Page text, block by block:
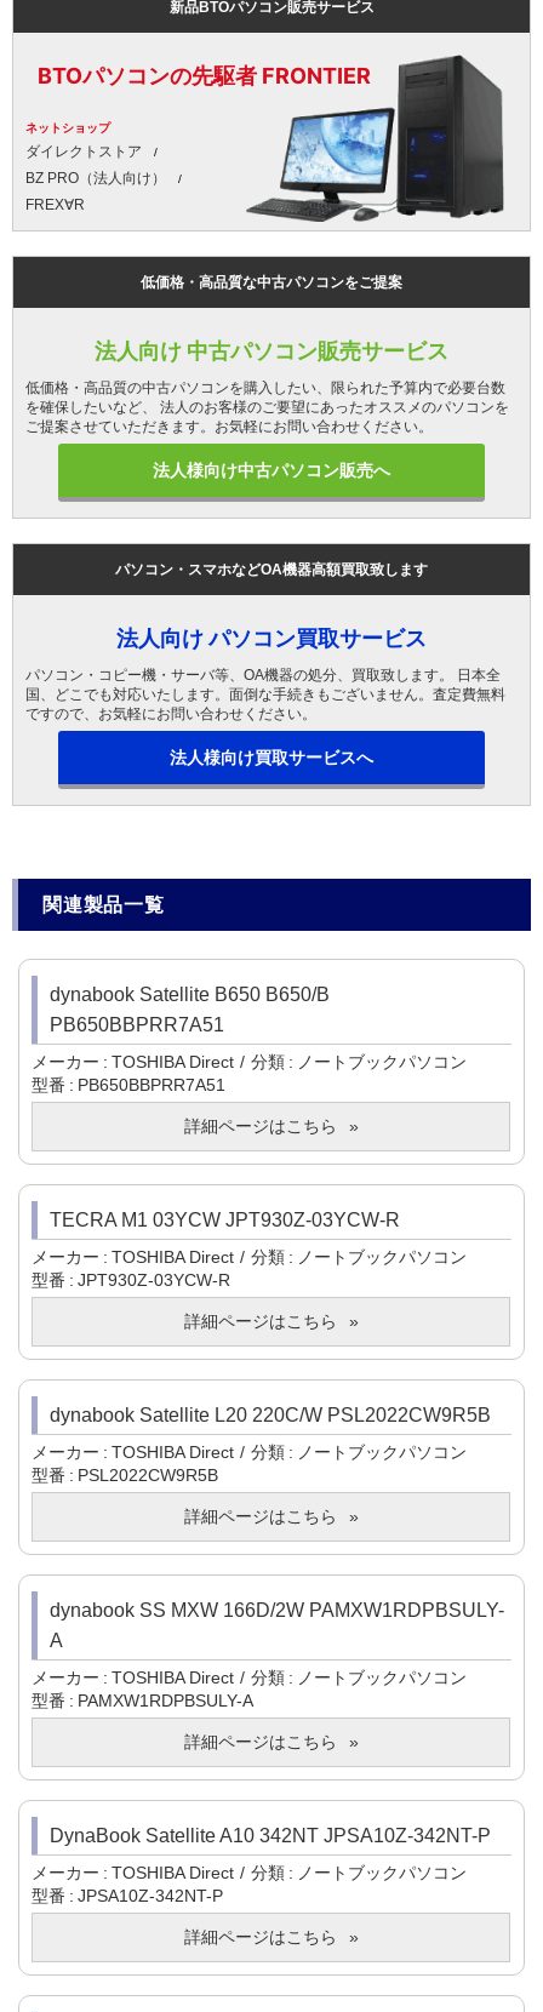
新品BTOパソコン販売サービス
BTOパソコンの先駆者 FRONTIER
ネットショップ
ダイレクトストア
BZ PRO（法人向け）
FREX∀R
低価格・高品質な中古パソコンをご提案
法人向け 中古パソコン販売サービス
低価格・高品質の中古パソコンを購入したい、限られた予算内で必要台数
を確保したいなど、 法人のお客様のご要望にあったオススメのパソコンを
ご提案させていただきます。お気軽にお問い合わせください。
法人様向け中古パソコン販売へ
パソコン・スマホなどOA機器高額買取致します
法人向け パソコン買取サービス
パソコン・コピー機・サーバ等、OA機器の処分、買取致します。 日本全
国、どこでも対応いたします。面倒な手続きもございません。査定費無料
ですので、お気軽にお問い合わせください。
法人様向け買取サービスへ
関連製品一覧
dynabook Satellite B650 B650/B
PB650BBPRR7A51
メーカー TOSHIBA Direct 分類
ノートブックパソコン
型番
PB650BBPRR7A51
詳細ページはこちら
TECRA M1 03YCW JPT930Z-03YCW-R
メーカー TOSHIBA Direct 分類
ノートブックパソコン
型番
JPT930Z-03YCW-R
詳細ページはこちら
dynabook Satellite L20 220C/W PSL2022CW9R5B
メーカー TOSHIBA Direct 分類
ノートブックパソコン
型番
PSL2022CW9R5B
詳細ページはこちら
dynabook SS MXW 166D/2W PAMXW1RDPBSULY-
A
メーカー TOSHIBA Direct 分類
ノートブックパソコン
型番
PAMXW1RDPBSULY-A
詳細ページはこちら
DynaBook Satellite A10 342NT JPSA10Z-342NT-P
メーカー TOSHIBA Direct 分類
ノートブックパソコン
型番
JPSA10Z-342NT-P
詳細ページはこちら